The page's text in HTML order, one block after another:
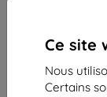
Ce site
Nous
Certains
du total3.